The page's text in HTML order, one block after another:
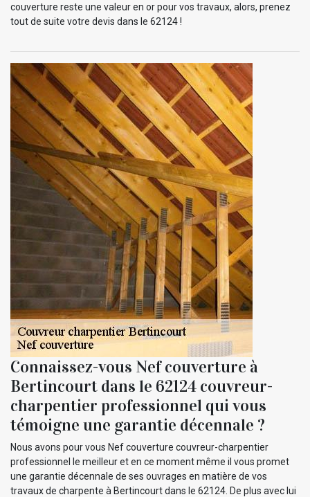
couverture reste une valeur en or pour vos travaux, alors, prenez
tout de suite votre devis dans le 62124 !
Connaissez-vous Nef couverture à
Bertincourt dans le 62124 couvreur-
charpentier professionnel qui vous
témoigne une garantie décennale ?
Nous avons pour vous Nef couverture couvreur-charpentier
professionnel le meilleur et en ce moment même il vous promet
une garantie décennale de ses ouvrages en matière de vos
travaux de charpente à Bertincourt dans le 62124. De plus avec lui